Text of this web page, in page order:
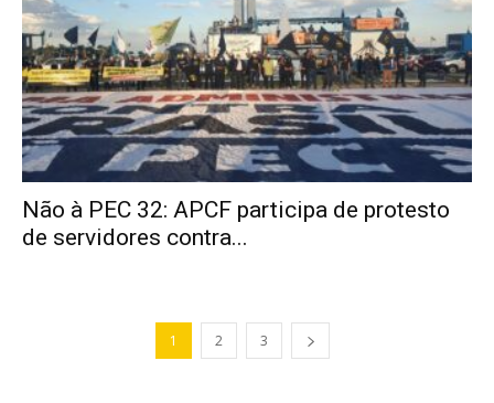
Não à PEC 32: APCF participa de protesto
de servidores contra...
1 2 3